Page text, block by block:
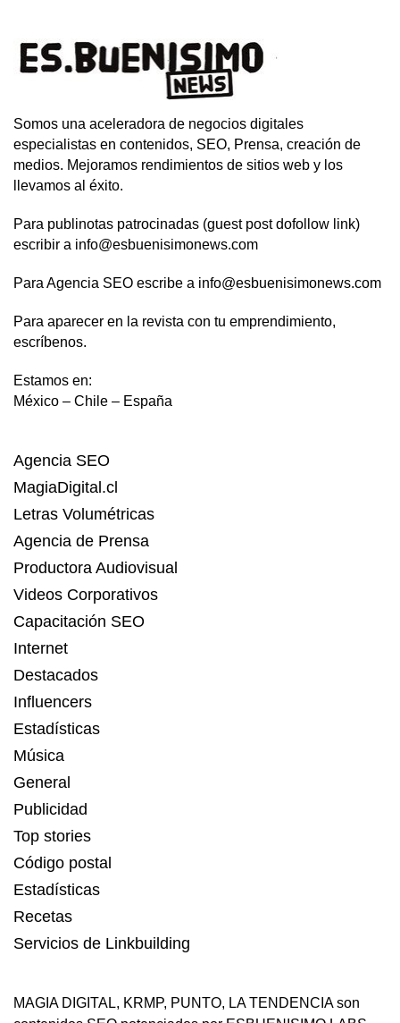
Somos una aceleradora de negocios digitales
especialistas en contenidos, SEO, Prensa, creación de
medios. Mejoramos rendimientos de sitios web y los
llevamos al éxito.
Para publinotas patrocinadas (guest post dofollow link)
escribir a info@esbuenisimonews.com
Para Agencia SEO escribe a info@esbuenisimonews.com
Para aparecer en la revista con tu emprendimiento,
escríbenos.
Estamos en:
México – Chile – España
Agencia SEO
MagiaDigital.cl
Letras Volumétricas
Agencia de Prensa
Productora Audiovisual
Videos Corporativos
Capacitación SEO
Internet
Destacados
Influencers
Estadísticas
Música
General
Publicidad
Top stories
Código postal
Estadísticas
Recetas
Servicios de Linkbuilding
MAGIA DIGITAL, KRMP, PUNTO, LA TENDENCIAson